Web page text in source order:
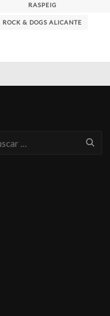
RASPEIG
ROCK & DOGS ALICANTE